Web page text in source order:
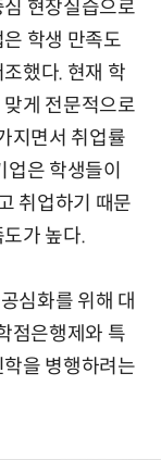
현장실습으로
학생 만족도
했다. 현재 학
게 전문적으로
지면서 취업률
업은 학생들이
취업하기 때문
가 높다.
심화를 위해 대
점은행제와 특
을 병행하려는